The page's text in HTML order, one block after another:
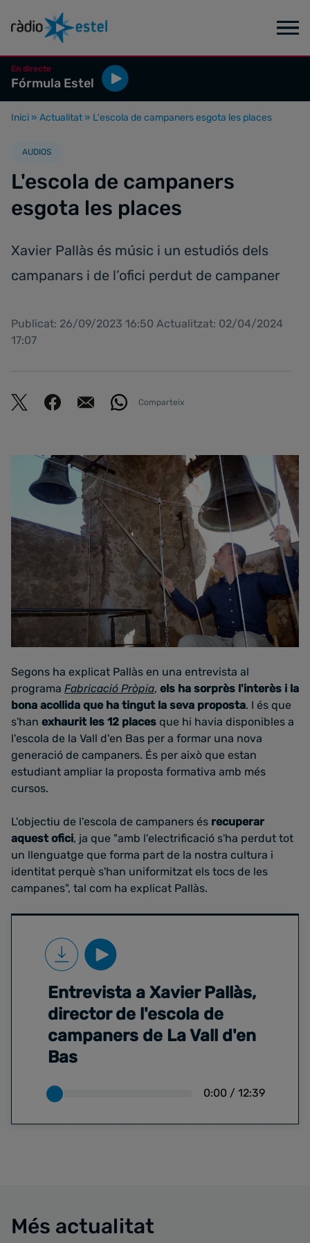
En directe
Fórmula Estel
Inici » Actualitat » L'escola de campaners esgota les places
AUDIOS
L'escola de campaners
esgota les places
Xavier Pallàs és músic i un estudiós dels
campanars i de l’ofici perdut de campaner
Publicat: 26/09/2023 16:50 Actualitzat: 02/04/2024
17:07
Comparteix
Segons ha explicat Pallàs en una entrevista al
programa Fabricació Pròpia, els ha sorprès l'interès i la
bona acollida que ha tingut la seva proposta. I és que
s'han exhaurit les 12 places que hi havia disponibles a
l'escola de la Vall d'en Bas per a formar una nova
generació de campaners. És per això que estan
estudiant ampliar la proposta formativa amb més
cursos.
L'objectiu de l'escola de campaners és recuperar
aquest ofici, ja que "amb l'electrificació s'ha perdut tot
un llenguatge que forma part de la nostra cultura i
identitat perquè s'han uniformitzat els tocs de les
campanes", tal com ha explicat Pallàs.
Entrevista a Xavier Pallàs,
director de l'escola de
campaners de La Vall d'en
Bas
0:00 / 12:39
Més actualitat